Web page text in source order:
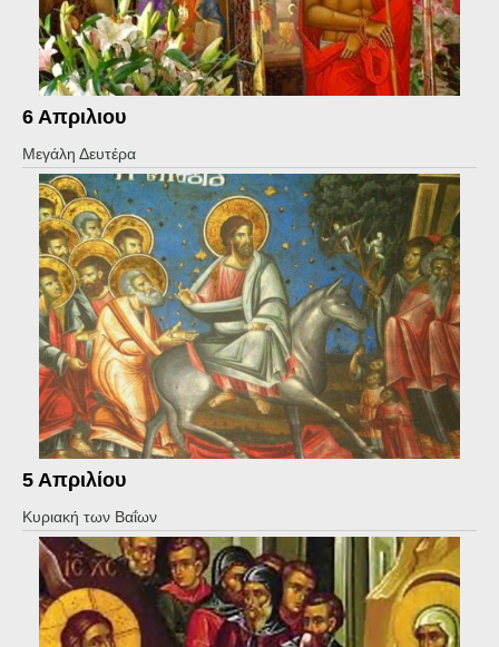
6 Απριλιου
Μεγάλη Δευτέρα
5 Απριλίου
Κυριακή των Βαΐων